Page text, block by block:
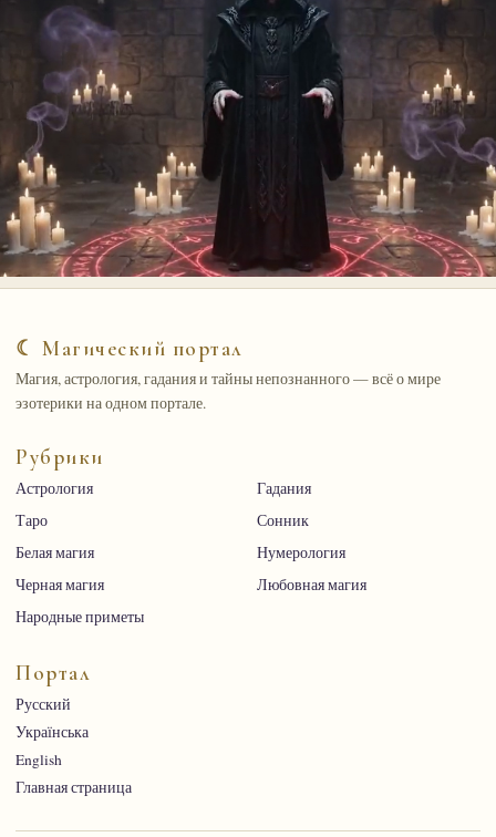
☾ Магический портал
Магия, астрология, гадания и тайны непознанного — всё о мире
эзотерики на одном портале.
Рубрики
Астрология
Гадания
Таро
Сонник
Белая магия
Нумерология
Черная магия
Любовная магия
Народные приметы
Портал
Русский
Українська
English
Главная страница